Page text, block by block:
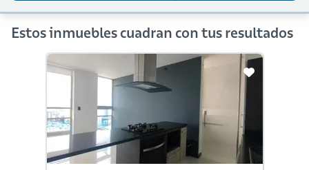
Estos inmuebles cuadran con tus resultados